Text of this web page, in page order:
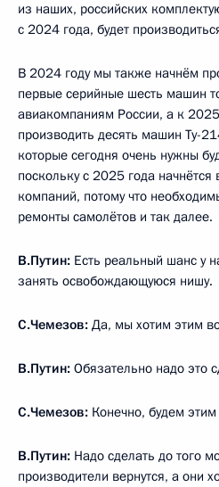
из наших, российских
с 2024 года, будет
В 2024 году мы также начнём
первые серийные шесть машин
авиакомпаниям России, а к
производить десять машин Ту-
которые сегодня очень нужны
поскольку с 2025 года
компаний, потому что
ремонты самолётов и так далее.
В.Путин: Есть реальный шанс у
занять освобождающуюся нишу.
С.Чемезов: Да, мы хотим этим
В.Путин: Обязательно надо это
С.Чемезов: Конечно, будем
В.Путин: Надо сделать до того
производители вернутся, а они